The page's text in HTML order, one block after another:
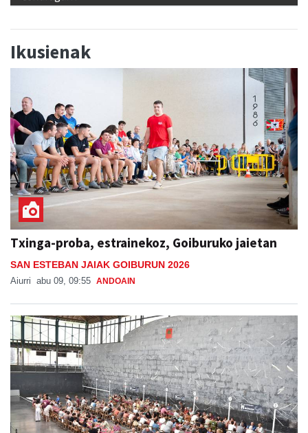
Ikusienak
Txinga-proba, estrainekoz, Goiburuko jaietan
SAN ESTEBAN JAIAK GOIBURUN 2026
Aiurri abu 09, 09:55 ANDOAIN